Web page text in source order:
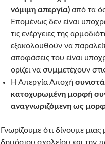
νόμιμη απεργία) από τα
Επομένως δεν είναι
τις ενέργειες της
εξακολουθούν να
αποφάσεις του είναι
ορίζει να συμμετέχουν
Η Απεργία Αποχή
κατοχυρωμένη μορφή
αναγνωριζόμενη ως
Γνωρίζουμε ότι δίνουμε